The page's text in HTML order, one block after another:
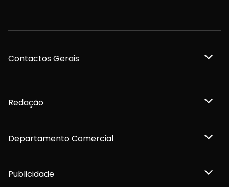
Contactos Gerais
Redação
Departamento Comercial
Publicidade